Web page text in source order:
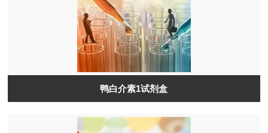
鸭白介素1试剂盒